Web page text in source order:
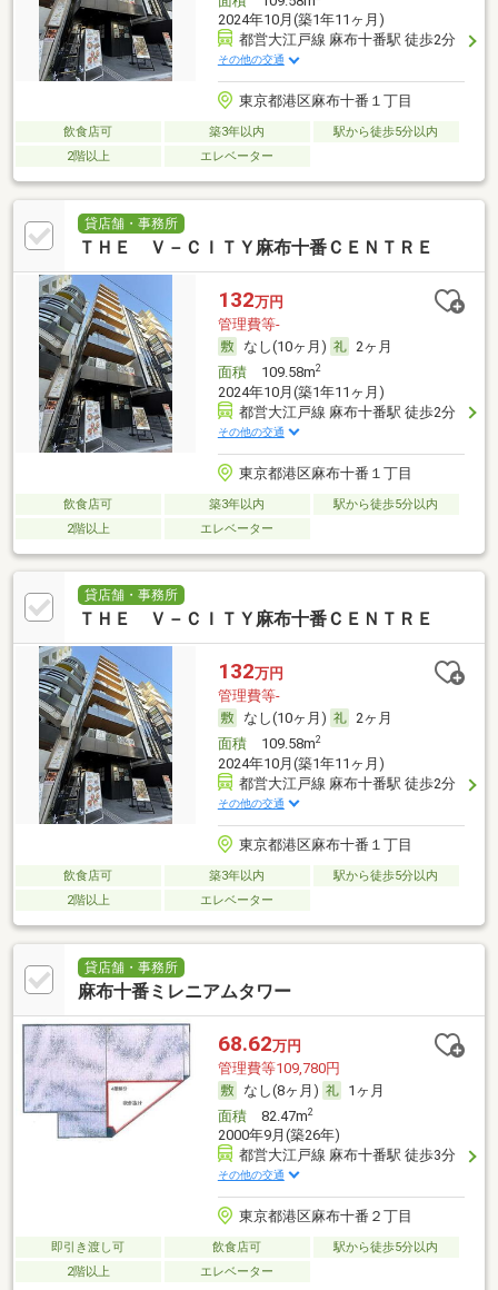
2024年10月(築1年11ヶ月)
都営大江戸線 麻布十番駅 徒歩2分
その他の交通
東京都港区麻布十番１丁目
飲食店可 築3年以内
駅から徒歩5分以内
2階以上
エレベーター
貸店舗・事務所
ＴＨＥ Ｖ－ＣＩＴＹ麻布十番ＣＥＮＴＲＥ
132万円
管理費等-
なし(10ヶ月)
2ヶ月
面積109.58m2
2024年10月(築1年11ヶ月)
都営大江戸線 麻布十番駅 徒歩2分
その他の交通
東京都港区麻布十番１丁目
飲食店可 築3年以内
駅から徒歩5分以内
2階以上
エレベーター
貸店舗・事務所
ＴＨＥ Ｖ－ＣＩＴＹ麻布十番ＣＥＮＴＲＥ
132万円
管理費等-
なし(10ヶ月)
2ヶ月
面積109.58m2
2024年10月(築1年11ヶ月)
都営大江戸線 麻布十番駅 徒歩2分
その他の交通
東京都港区麻布十番１丁目
飲食店可 築3年以内
駅から徒歩5分以内
2階以上
エレベーター
貸店舗・事務所
麻布十番ミレニアムタワー
68.62万円
管理費等109,780円
なし(8ヶ月)
1ヶ月
面積82.47m2
2000年9月(築26年)
都営大江戸線 麻布十番駅 徒歩3分
その他の交通
東京都港区麻布十番２丁目
即引き渡し可 飲食店可
駅から徒歩5分以内
2階以上
エレベーター